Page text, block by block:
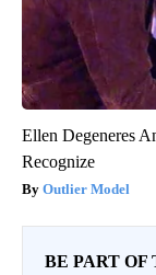
Ellen Degeneres
Recognize
Outlier Model
BE PART OF